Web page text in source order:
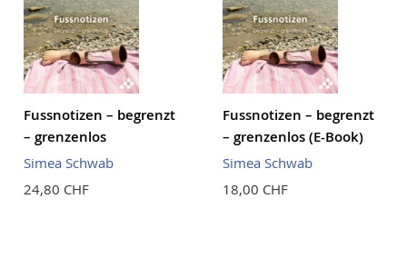
Fussnotizen – begrenzt
– grenzenlos
Simea Schwab
24,80 CHF
Fussnotizen – begrenzt
– grenzenlos (E-Book)
Simea Schwab
18,00 CHF